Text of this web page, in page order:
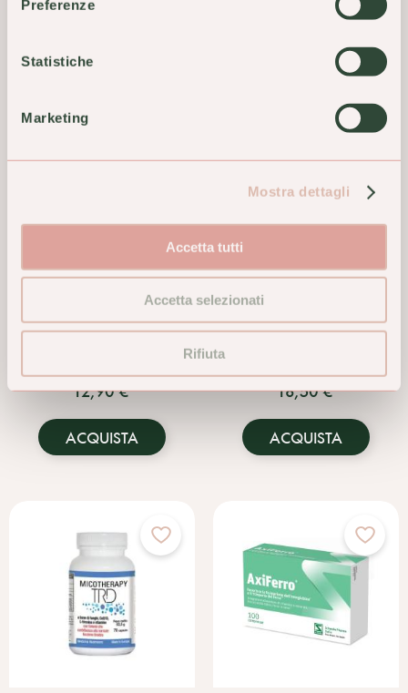
Preferenze
Statistiche
Marketing
Mostra dettagli
Accetta tutti
Accetta selezionati
Rifiuta
13,90 €
ACQUISTA ACQUISTA
Astenix Energetico
12,90 €
ACQUISTA
Astenor Integratore
18,50 €
ACQUISTA